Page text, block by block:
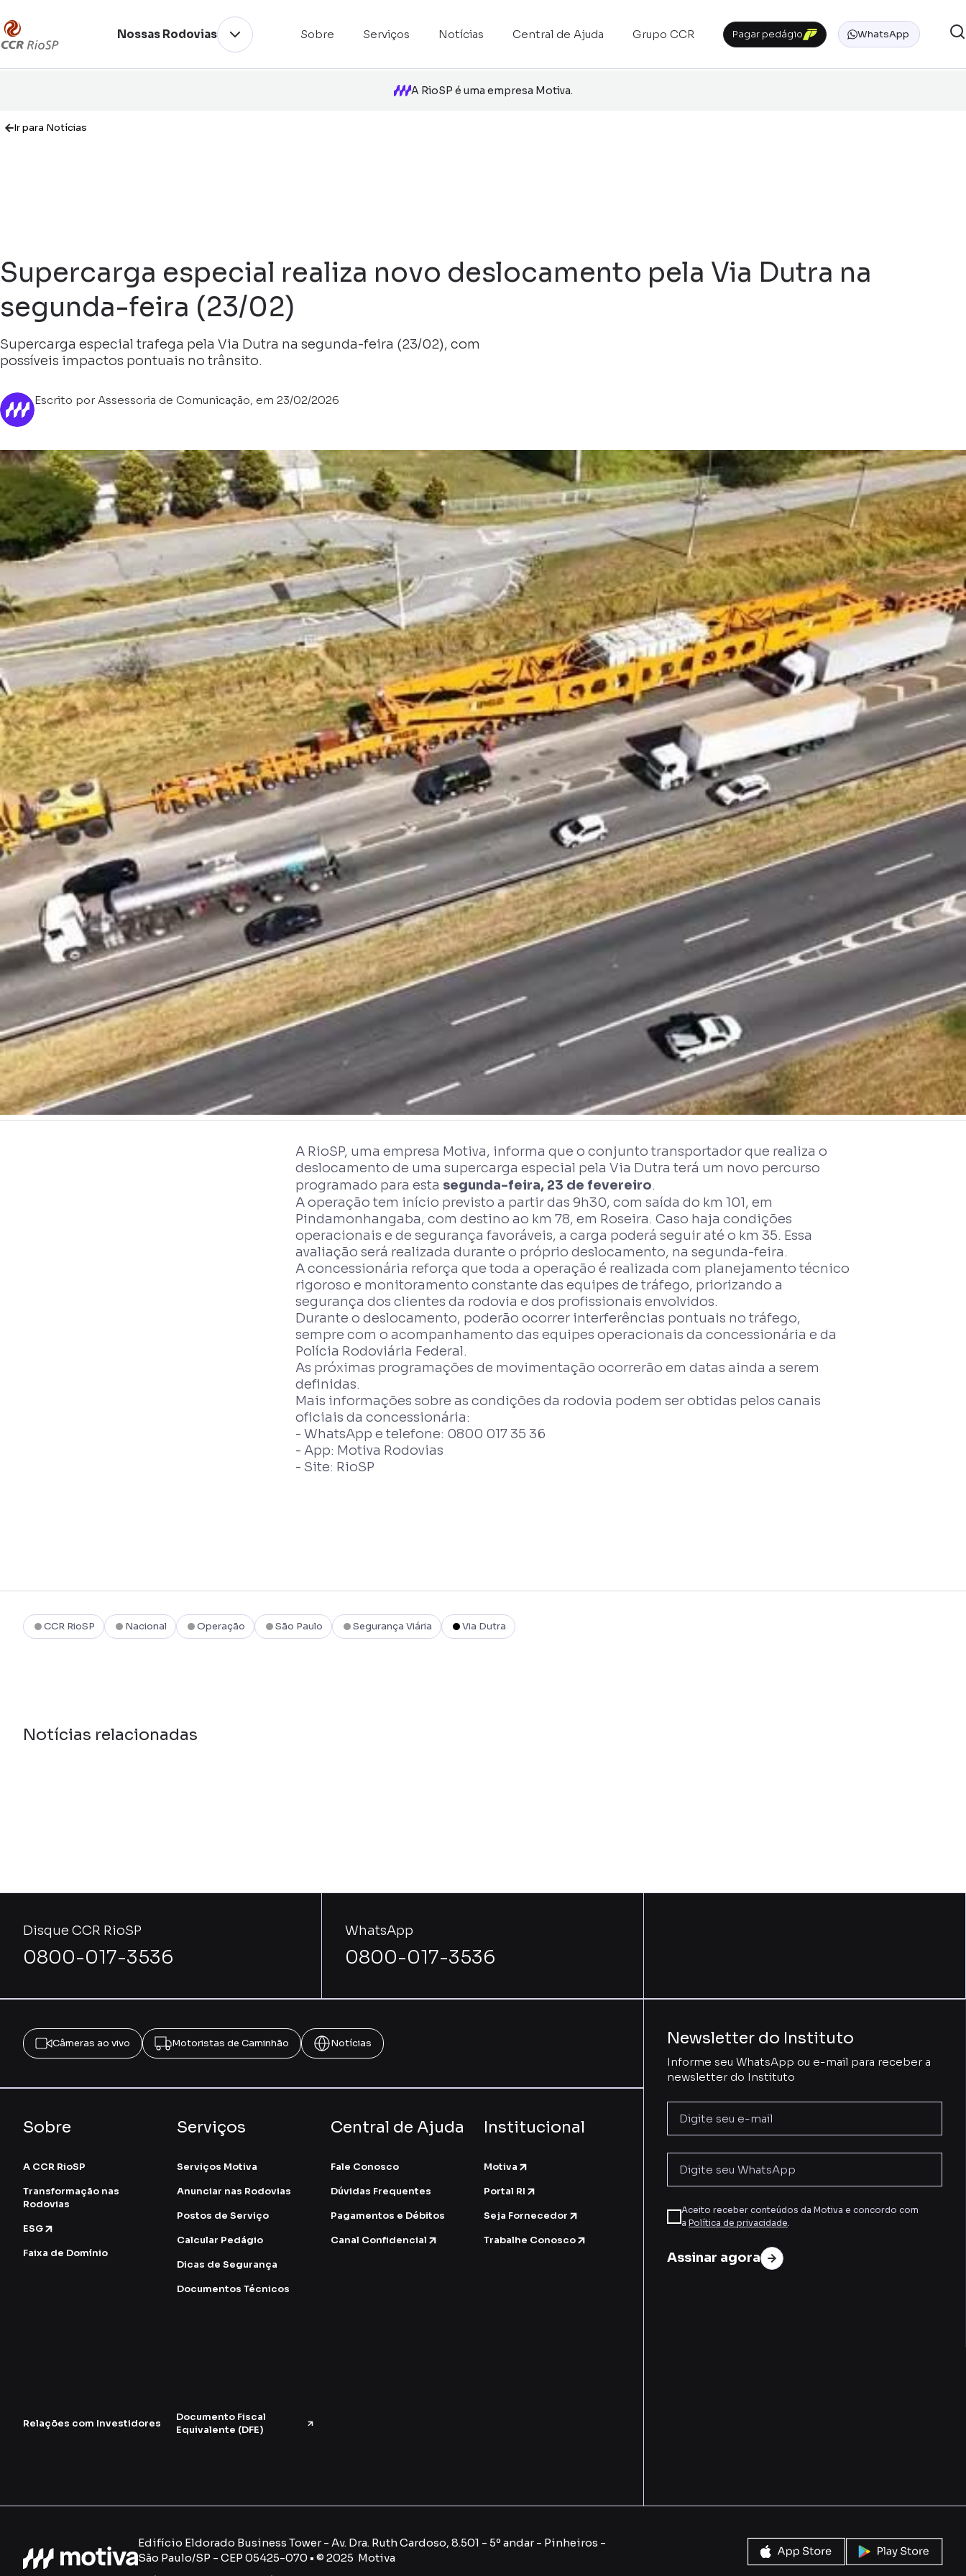
Nossas Rodovias Sobre Serviços Notícias Central de Ajuda Grupo CCR Pagar pedágio WhatsApp
A RioSP é uma empresa Motiva.
Ir para Notícias
Supercarga especial realiza novo deslocamento pela Via Dutra na
segunda-feira (23/02)
Supercarga especial trafega pela Via Dutra na segunda-feira (23/02), com
possíveis impactos pontuais no trânsito.
Escrito por Assessoria de Comunicação, em 23/02/2026
A RioSP, uma empresa Motiva, informa que o conjunto transportador que realiza o
deslocamento de uma supercarga especial pela Via Dutra terá um novo percurso
programado para esta segunda-feira, 23 de fevereiro.
A operação tem início previsto a partir das 9h30, com saída do km 101, em
Pindamonhangaba, com destino ao km 78, em Roseira. Caso haja condições
operacionais e de segurança favoráveis, a carga poderá seguir até o km 35. Essa
avaliação será realizada durante o próprio deslocamento, na segunda-feira.
A concessionária reforça que toda a operação é realizada com planejamento técnico
rigoroso e monitoramento constante das equipes de tráfego, priorizando a
segurança dos clientes da rodovia e dos profissionais envolvidos.
Durante o deslocamento, poderão ocorrer interferências pontuais no tráfego,
sempre com o acompanhamento das equipes operacionais da concessionária e da
Polícia Rodoviária Federal.
As próximas programações de movimentação ocorrerão em datas ainda a serem
definidas.
Mais informações sobre as condições da rodovia podem ser obtidas pelos canais
oficiais da concessionária:
- WhatsApp e telefone: 0800 017 35 36
- App: Motiva Rodovias
- Site: RioSP
CCR RioSP Nacional Operação São Paulo Segurança Viária Via Dutra
Notícias relacionadas
Disque CCR RioSP
0800-017-3536
WhatsApp
0800-017-3536
Câmeras ao vivo Motoristas de Caminhão Notícias
Sobre
A CCR RioSP
Transformação nas
Rodovias
ESG
Faixa de Domínio
Serviços
Serviços Motiva
Anunciar nas Rodovias
Postos de Serviço
Calcular Pedágio
Dicas de Segurança
Documentos Técnicos
Central de Ajuda
Fale Conosco
Dúvidas Frequentes
Pagamentos e Débitos
Canal Confidencial
Institucional
Motiva
Portal RI
Seja Fornecedor
Trabalhe Conosco
Relações com Investidores
Documento Fiscal
Equivalente (DFE)
Newsletter do Instituto
Informe seu WhatsApp ou e-mail para receber a
newsletter do Instituto
Aceito receber conteúdos da Motiva e concordo com
a Política de privacidade
Assinar agora
Edifício Eldorado Business Tower - Av. Dra. Ruth Cardoso, 8.501 - 5º andar - Pinheiros -
São Paulo/SP - CEP 05425-070 • © 2025 Motiva